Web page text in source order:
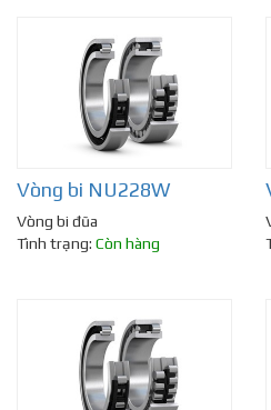
Vòng bi NU228W
Vòng bi đũa
Tình trạng: Còn hàng